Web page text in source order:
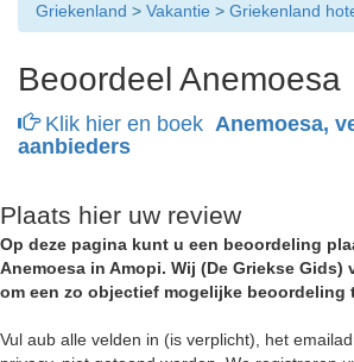
Griekenland > Vakantie > Griekenland
Beoordeel Anemoesa
Klik hier en boek Anemoesa,
aanbieders
Plaats hier uw review
Op deze pagina kunt u een beoordeling
Anemoesa in Amopi. Wij (De Griekse Gids)
om een zo objectief mogelijke beoordeling
Vul aub alle velden in (is verplicht), het